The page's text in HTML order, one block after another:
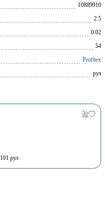
10889910
2.5
0.02
54
Profitex
рул
, 101 рул